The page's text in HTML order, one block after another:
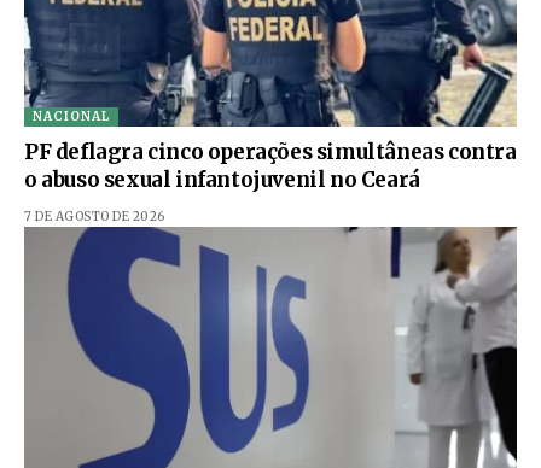
NACIONAL
PF deflagra cinco operações simultâneas contra
o abuso sexual infantojuvenil no Ceará
7 DE AGOSTO DE 2026